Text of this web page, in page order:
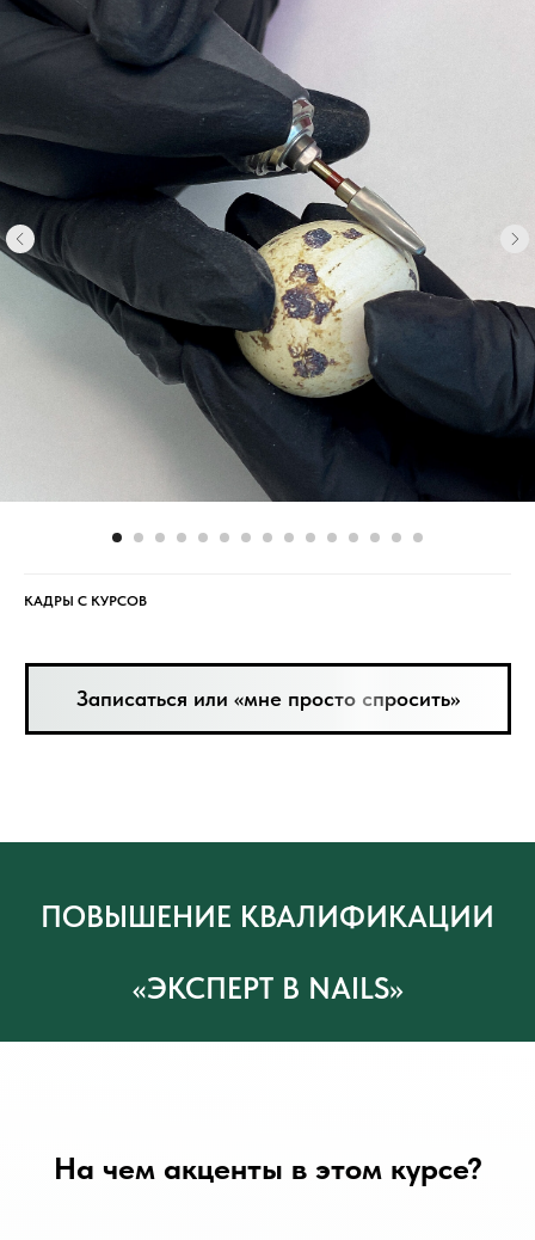
КАДРЫ С КУРСОВ
Записаться или «мне просто спросить»
ПОВЫШЕНИЕ КВАЛИФИКАЦИИ
«ЭКСПЕРТ В NAILS»
На чем акценты в этом курсе?